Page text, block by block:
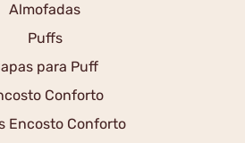
Almofadas
Puffs
para Puff
Conforto
Encosto Conforto